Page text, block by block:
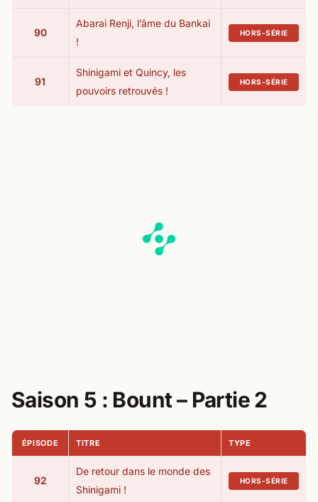
90
Abarai Renji, l’âme du Bankai
!
HORS-SÉRIE
91
Shinigami et Quincy, les
pouvoirs retrouvés !
HORS-SÉRIE
Saison 5 : Bount – Partie 2​
ÉPISODE TITRE TYPE
92
De retour dans le monde des
Shinigami !
HORS-SÉRIE